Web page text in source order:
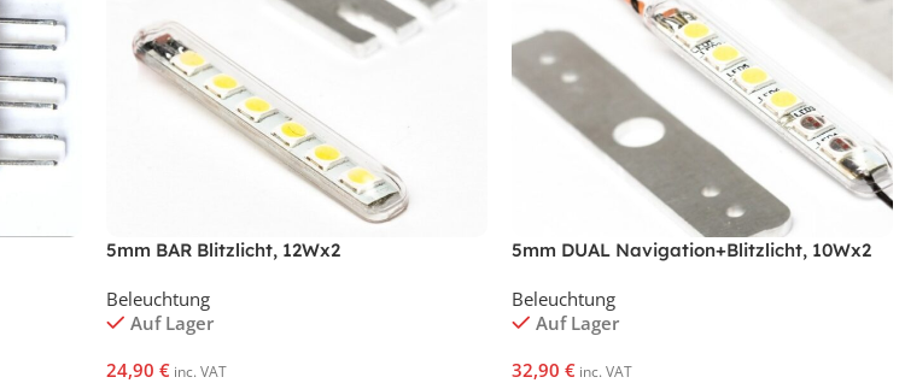
5mm BAR Blitzlicht, 12Wx2
Beleuchtung
Auf Lager
24,90 € inc. VAT
5mm DUAL Navigation+Blitzlicht, 10Wx2
Beleuchtung
Auf Lager
32,90 € inc. VAT